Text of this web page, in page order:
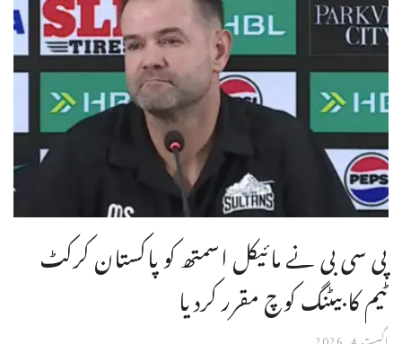
پی سی بی نے مائیکل اسمتھ کو پاکستان کرکٹ
ٹیم کا بیٹنگ کوچ مقرر کردیا